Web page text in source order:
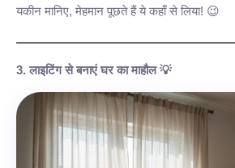
यकीन मानिए, मेहमान पूछते हैं ये कहाँ से लिया! 😉
3. लाइटिंग से बनाएं घर का माहौल 💡